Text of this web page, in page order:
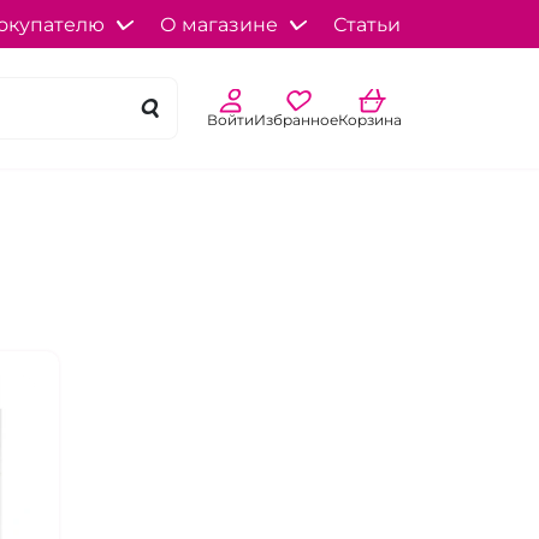
О магазине Статьи
ВойтиИзбранноеКорзина